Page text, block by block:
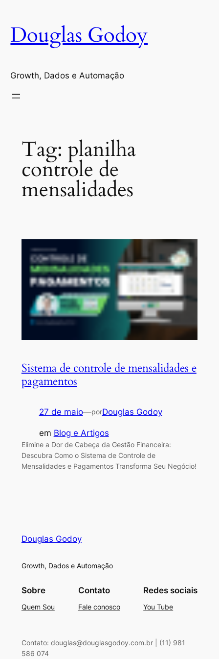
conteúdo
Douglas Godoy
Growth, Dados e Automação
Tag: planilha
controle de
mensalidades
Sistema de controle de mensalidades e
pagamentos
27 de maio—porDouglas Godoy
em Blog e Artigos
Elimine a Dor de Cabeça da Gestão Financeira:
Descubra Como o Sistema de Controle de
Mensalidades e Pagamentos Transforma Seu Negócio!
Douglas Godoy
Growth, Dados e Automação
Sobre
Quem Sou
Contato
Fale conosco
Redes sociais
You Tube
Contato: douglas@douglasgodoy.com.br | (11) 981
586 074